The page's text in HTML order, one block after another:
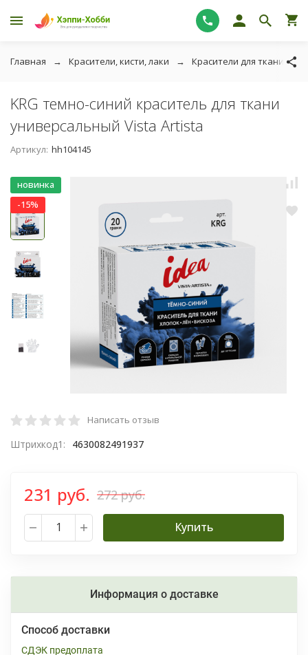
Главная Красители, кисти, лаки Красители для ткани
KRG темно-синий краситель для ткани
универсальный Vista Artista
Артикул: hh104145
новинка
-15%
Написать отзыв
Штрихкод1: 4630082491937
231 руб. 272 руб.
Купить
Информация о доставке
Способ доставки
СДЭК предоплата